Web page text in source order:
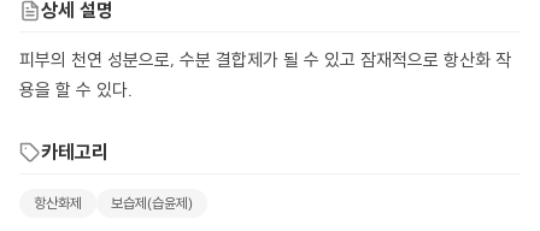
상세 설명
피부의 천연 성분으로, 수분 결합제가 될 수 있고 잠재적으로 항산화 작
용을 할 수 있다.
카테고리
항산화제 보습제(습윤제)